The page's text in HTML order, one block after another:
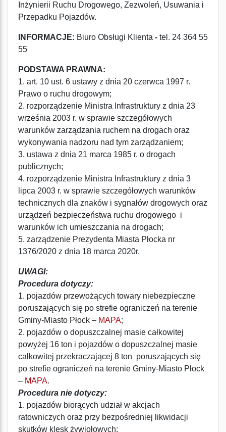
Inżynierii Ruchu Drogowego, Zezwoleń, Usuwania i
Przepadku Pojazdów.
INFORMACJE: Biuro Obsługi Klienta - tel. 24 364 55
55
PODSTAWA PRAWNA:
1. art. 10 ust. 6 ustawy z dnia 20 czerwca 1997 r.
Prawo o ruchu drogowym;
2. rozporządzenie Ministra Infrastruktury z dnia 23
września 2003 r. w sprawie szczegółowych
warunków zarządzania ruchem na drogach oraz
wykonywania nadzoru nad tym zarządzaniem;
3. ustawa z dnia 21 marca 1985 r. o drogach
publicznych;
4. rozporządzenie Ministra Infrastruktury z dnia 3
lipca 2003 r. w sprawie szczegółowych warunków
technicznych dla znaków i sygnałów drogowych oraz
urządzeń bezpieczeństwa ruchu drogowego i
warunków ich umieszczania na drogach;
5. zarządzenie Prezydenta Miasta Płocka nr
1376/2020 z dnia 18 marca 2020r.
UWAGI:
Procedura dotyczy:
1. pojazdów przewożących towary niebezpieczne
poruszających się po strefie ograniczeń na terenie
Gminy-Miasto Płock – MAPA;
2. pojazdów o dopuszczalnej masie całkowitej
powyżej 16 ton i pojazdów o dopuszczalnej masie
całkowitej przekraczającej 8 ton poruszających się
po strefie ograniczeń na terenie Gminy-Miasto Płock
– MAPA.
Procedura nie dotyczy:
1. pojazdów biorących udział w akcjach
ratowniczych oraz przy bezpośredniej likwidacji
skutków klęsk żywiołowych;